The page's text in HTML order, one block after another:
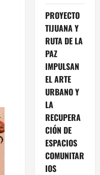
PROYECTO
TIJUANA Y
RUTA DE LA
PAZ
IMPULSAN
EL ARTE
URBANO Y
LA
RECUPERA
CIÓN DE
ESPACIOS
COMUNITAR
IOS